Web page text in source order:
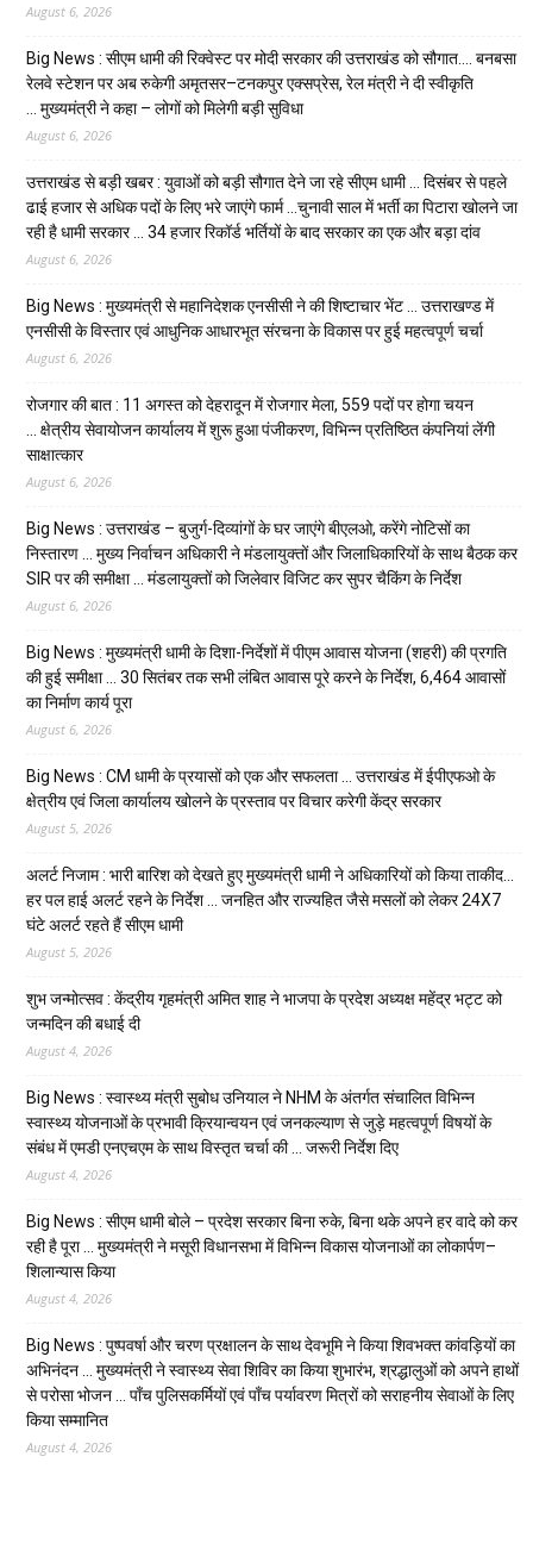
August 6, 2026
Big News : सीएम धामी की रिक्वेस्ट पर मोदी सरकार की उत्तराखंड को सौगात…. बनबसा
रेलवे स्टेशन पर अब रुकेगी अमृतसर–टनकपुर एक्सप्रेस, रेल मंत्री ने दी स्वीकृति
… मुख्यमंत्री ने कहा – लोगों को मिलेगी बड़ी सुविधा
August 6, 2026
उत्तराखंड से बड़ी खबर : युवाओं को बड़ी सौगात देने जा रहे सीएम धामी … दिसंबर से पहले
ढाई हजार से अधिक पदों के लिए भरे जाएंगे फार्म …चुनावी साल में भर्ती का पिटारा खोलने जा
रही है धामी सरकार … 34 हजार रिकॉर्ड भर्तियों के बाद सरकार का एक और बड़ा दांव
August 6, 2026
Big News : मुख्यमंत्री से महानिदेशक एनसीसी ने की शिष्टाचार भेंट … उत्तराखण्ड में
एनसीसी के विस्तार एवं आधुनिक आधारभूत संरचना के विकास पर हुई महत्वपूर्ण चर्चा
August 6, 2026
रोजगार की बात : 11 अगस्त को देहरादून में रोजगार मेला, 559 पदों पर होगा चयन
… क्षेत्रीय सेवायोजन कार्यालय में शुरू हुआ पंजीकरण, विभिन्न प्रतिष्ठित कंपनियां लेंगी
साक्षात्कार
August 6, 2026
Big News : उत्तराखंड – बुजुर्ग-दिव्यांगों के घर जाएंगे बीएलओ, करेंगे नोटिसों का
निस्तारण … मुख्य निर्वाचन अधिकारी ने मंडलायुक्तों और जिलाधिकारियों के साथ बैठक कर
SIR पर की समीक्षा … मंडलायुक्तों को जिलेवार विजिट कर सुपर चैकिंग के निर्देश
August 6, 2026
Big News : मुख्यमंत्री धामी के दिशा-निर्देशों में पीएम आवास योजना (शहरी) की प्रगति
की हुई समीक्षा … 30 सितंबर तक सभी लंबित आवास पूरे करने के निर्देश, 6,464 आवासों
का निर्माण कार्य पूरा
August 6, 2026
Big News : CM धामी के प्रयासों को एक और सफलता … उत्तराखंड में ईपीएफओ के
क्षेत्रीय एवं जिला कार्यालय खोलने के प्रस्ताव पर विचार करेगी केंद्र सरकार
August 5, 2026
अलर्ट निजाम : भारी बारिश को देखते हुए मुख्यमंत्री धामी ने अधिकारियों को किया ताकीद…
हर पल हाई अलर्ट रहने के निर्देश … जनहित और राज्यहित जैसे मसलों को लेकर 24X7
घंटे अलर्ट रहते हैं सीएम धामी
August 5, 2026
शुभ जन्मोत्सव : केंद्रीय गृहमंत्री अमित शाह ने भाजपा के प्रदेश अध्यक्ष महेंद्र भट्ट को
जन्मदिन की बधाई दी
August 4, 2026
Big News : स्वास्थ्य मंत्री सुबोध उनियाल ने NHM के अंतर्गत संचालित विभिन्न
स्वास्थ्य योजनाओं के प्रभावी क्रियान्वयन एवं जनकल्याण से जुड़े महत्वपूर्ण विषयों के
संबंध में एमडी एनएचएम के साथ विस्तृत चर्चा की … जरूरी निर्देश दिए
August 4, 2026
Big News : सीएम धामी बोले – प्रदेश सरकार बिना रुके, बिना थके अपने हर वादे को कर
रही है पूरा … मुख्यमंत्री ने मसूरी विधानसभा में विभिन्न विकास योजनाओं का लोकार्पण–
शिलान्यास किया
August 4, 2026
Big News : पुष्पवर्षा और चरण प्रक्षालन के साथ देवभूमि ने किया शिवभक्त कांवड़ियों का
अभिनंदन … मुख्यमंत्री ने स्वास्थ्य सेवा शिविर का किया शुभारंभ, श्रद्धालुओं को अपने हाथों
से परोसा भोजन … पाँच पुलिसकर्मियों एवं पाँच पर्यावरण मित्रों को सराहनीय सेवाओं के लिए
किया सम्मानित
August 4, 2026